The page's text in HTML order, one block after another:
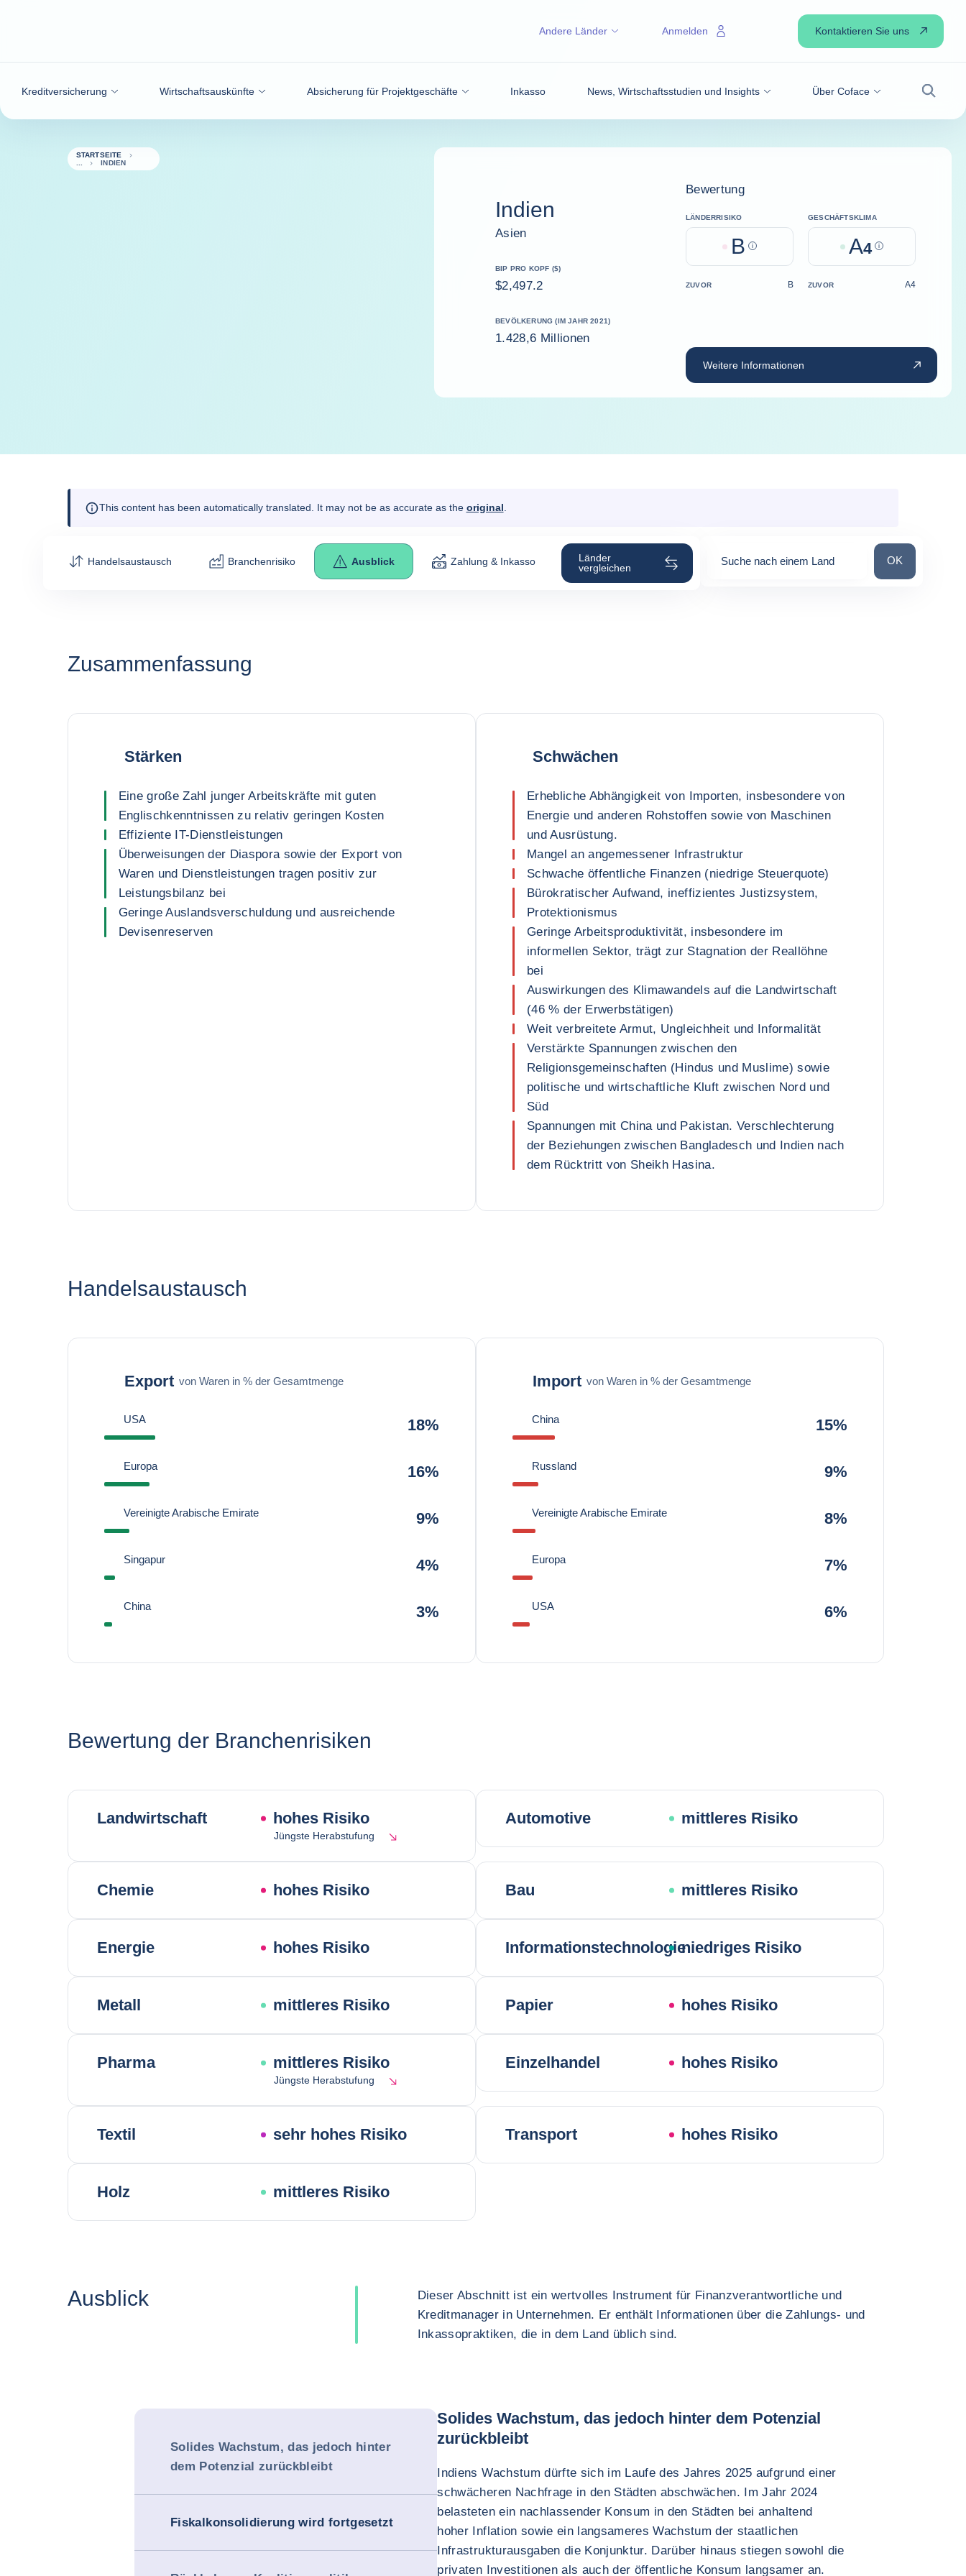
Kreditversicherung Wirtschaftsauskünfte Absicherung für Projektgeschäfte Inkasso News, Wirtschaftsstudien und Insights Über Coface
Suche
Andere Länder Anmelden Kontaktieren Sie uns
STARTSEITE
INDIEN
Indien
Asien
BIP PRO KOPF ($)
$2,497.2
BEVÖLKERUNG (IM JAHR 2021)
1.428,6 Millionen
Bewertung
LÄNDERRISIKO
B Help
GESCHÄFTSKLIMA
A4 Help
ZUVOR B ZUVOR A4
Weitere Informationen
This content has been automatically translated. It may not be as accurate as the original
Handelsaustausch Branchenrisiko Ausblick Zahlung & Inkasso
Länder
vergleichen
Suche nach einem Land Suche nach
OK
Zusammenfassung
Stärken
Eine große Zahl junger Arbeitskräfte mit guten
Englischkenntnissen zu relativ geringen Kosten
Effiziente IT-Dienstleistungen
Überweisungen der Diaspora sowie der Export von
Waren und Dienstleistungen tragen positiv zur
Leistungsbilanz bei
Geringe Auslandsverschuldung und ausreichende
Devisenreserven
Schwächen
Erhebliche Abhängigkeit von Importen, insbesondere von
Energie und anderen Rohstoffen sowie von Maschinen
und Ausrüstung.
Mangel an angemessener Infrastruktur
Schwache öffentliche Finanzen (niedrige Steuerquote)
Bürokratischer Aufwand, ineffizientes Justizsystem,
Protektionismus
Geringe Arbeitsproduktivität, insbesondere im
informellen Sektor, trägt zur Stagnation der Reallöhne
bei
Auswirkungen des Klimawandels auf die Landwirtschaft
(46 % der Erwerbstätigen)
Weit verbreitete Armut, Ungleichheit und Informalität
Verstärkte Spannungen zwischen den
Religionsgemeinschaften (Hindus und Muslime) sowie
politische und wirtschaftliche Kluft zwischen Nord und
Süd
Spannungen mit China und Pakistan. Verschlechterung
der Beziehungen zwischen Bangladesch und Indien nach
dem Rücktritt von Sheikh Hasina.
Handelsaustausch
Export von Waren in % der Gesamtmenge
USA 18%
Europa 16%
Vereinigte Arabische Emirate 9%
Singapur 4%
China 3%
Import von Waren in % der Gesamtmenge
China 15%
Russland 9%
Vereinigte Arabische Emirate 8%
Europa 7%
USA 6%
Bewertung der Branchenrisiken
Landwirtschaft hohes Risiko
Jüngste Herabstufung
Automotive mittleres Risiko
Chemie hohes Risiko Bau mittleres Risiko
Energie hohes Risiko Informationstechnologieniedriges Risiko
Metall mittleres Risiko Papier hohes Risiko
Pharma mittleres Risiko
Jüngste Herabstufung
Einzelhandel hohes Risiko
Textil sehr hohes Risiko Transport hohes Risiko
Holz mittleres Risiko
Ausblick
Dieser Abschnitt ist ein wertvolles Instrument für Finanzverantwortliche und
Kreditmanager in Unternehmen. Er enthält Informationen über die Zahlungs- und
Inkassopraktiken, die in dem Land üblich sind.
Solides Wachstum, das jedoch hinter
dem Potenzial zurückbleibt
Fiskalkonsolidierung wird fortgesetzt
Solides Wachstum, das jedoch hinter dem Potenzial
zurückbleibt
Indiens Wachstum dürfte sich im Laufe des Jahres 2025 aufgrund einer
schwächeren Nachfrage in den Städten abschwächen. Im Jahr 2024
belasteten ein nachlassender Konsum in den Städten bei anhaltend
hoher Inflation sowie ein langsameres Wachstum der staatlichen
Infrastrukturausgaben die Konjunktur. Darüber hinaus stiegen sowohl die
privaten Investitionen als auch der öffentliche Konsum langsamer an.